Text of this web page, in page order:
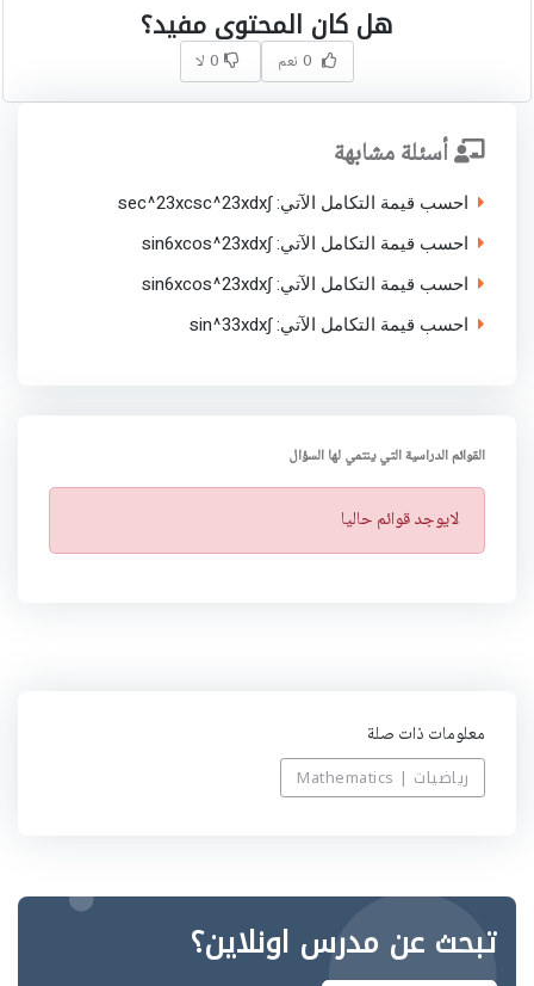
هل كان المحتوى مفيد؟
0 نعم 0 لا
أسئلة مشابهة
احسب قيمة التكامل الآتي: ∫sec^2⁡3xcsc^2⁡3xdx
احسب قيمة التكامل الآتي: ∫sin⁡6xcos^2⁡3xdx
احسب قيمة التكامل الآتي: ∫sin⁡6xcos^2⁡3xdx
احسب قيمة التكامل الآتي: ∫sin^3⁡3xdx
القوائم الدراسية التي ينتمي لها السؤال
ت
ن
لايوجد قوائم حاليا
معلومات ذات صلة
رياضيات | Mathematics
تبحث عن مدرس اونلاين؟